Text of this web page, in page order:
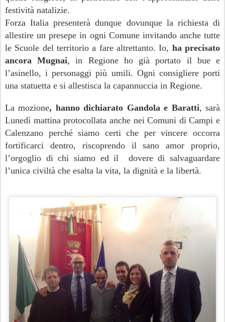
festività natalizie.
Forza Italia presenterà dunque dovunque la richiesta di
allestire un presepe in ogni Comune invitando anche tutte
le Scuole del territorio a fare altrettanto. Io, ha precisato
ancora Mugnai, in Regione ho già portato il bue e
l’asinello, i personaggi più umili. Ogni consigliere porti
una statuetta e si allestisca la capannuccia in Regione.
La mozione, hanno dichiarato Gandola e Baratti, sarà
Lunedì mattina protocollata anche nei Comuni di Campi e
Calenzano perché siamo certi che per vincere occorra
fortificarci dentro, riscoprendo il sano amor proprio,
l’orgoglio di chi siamo ed il dovere di salvaguardare
l’unica civiltà che esalta la vita, la dignità e la libertà.